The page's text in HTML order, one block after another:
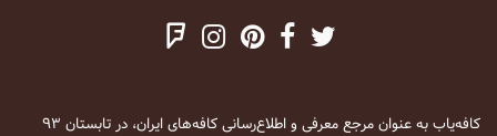
کافه‌یاب به عنوان مرجع معرفی و اطلاع‌رسانی کافه‌های ایران، در تابستان ۹۳